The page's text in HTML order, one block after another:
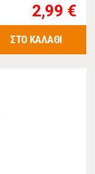
2,99 €
ΣΤΟ ΚΑΛΑΘΙ